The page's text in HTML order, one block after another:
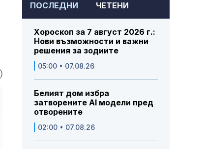
ПОСЛЕДНИ ЧЕТЕНИ
Хороскоп за 7 август 2026 г.:
Нови възможности и важни
решения за зодиите
05:00 • 07.08.26
Белият дом избра
затворените AI модели пред
отворените
02:00 • 07.08.26